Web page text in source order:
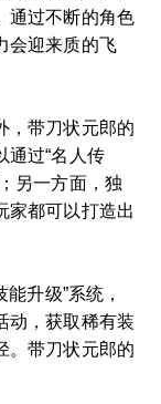
通过不断的角色
会迎来质的飞
，带刀状元郎的
通过“名人传
另一方面，独
家都可以打造出
升级”系统，
动，获取稀有装
。带刀状元郎的